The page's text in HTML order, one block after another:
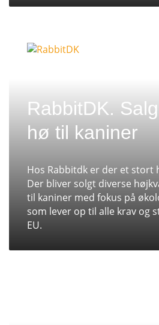
RabbitDK.
hø til kaniner
Hos Rabbitdk er der et stort
Der bliver solgt diverse
til kaniner med fokus på
som lever op til alle krav og
EU.